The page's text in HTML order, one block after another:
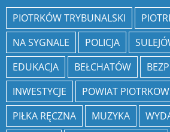
PIOTRKÓW TRYBUNALSKI
NA SYGNALE
POLICJA
EDUKACJA
BEŁCHATÓW
INWESTYCJE
POWIAT
PIŁKA RĘCZNA
MUZYKA